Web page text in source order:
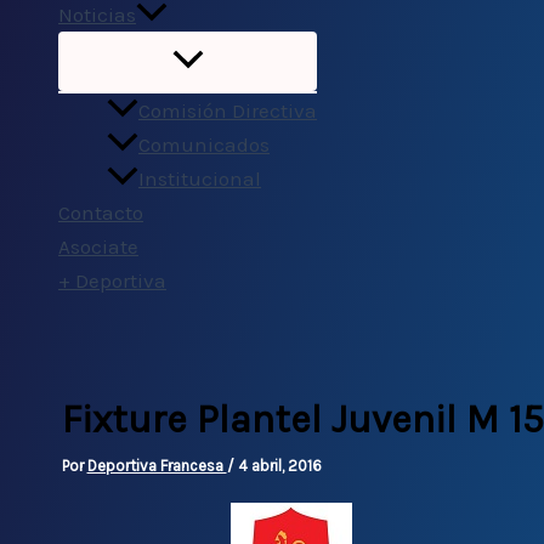
Noticias
Comisión Directiva
Comunicados
Institucional
Contacto
Asociate
+ Deportiva
Fixture Plantel Juvenil M
Por Deportiva Francesa / 4 abril, 2016